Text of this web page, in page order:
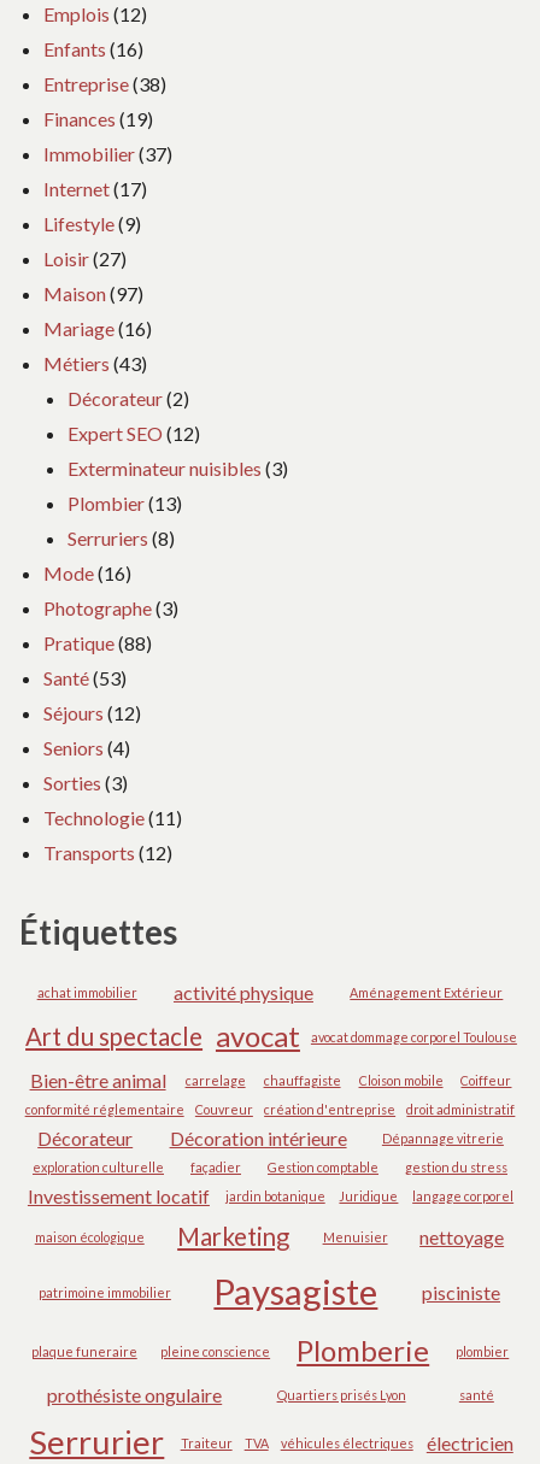
Emplois (12)
Enfants (16)
Entreprise(38)
Finances (19)
Immobilier(37)
Internet(17)
Lifestyle(9)
Loisir(27)
Maison(97)
Mariage(16)
Métiers (43)
Décorateur(2)
Expert SEO (12)
Exterminateur nuisibles (3)
Plombier(13)
Serruriers (8)
Mode(16)
Photographe(3)
Pratique(88)
Santé(53)
Séjours (12)
Seniors (4)
Sorties (3)
Technologie(11)
Transports (12)
Étiquettes
achat immobilier activité physique Aménagement Extérieur
Art du spectacle avocat avocat dommage corporel Toulouse
Bien-être animal carrelage chauffagiste Cloison mobile
Coiffeur
conformité réglementaire
Couvreur création d'entreprise droit administratif
Décorateur Décoration intérieure
Dépannage vitrerie
exploration culturelle
façadier Gestion comptable gestion du stress
Investissement locatif jardin botanique Juridique langage corporel
maison écologique Marketing Menuisier nettoyage
patrimoine immobilier Paysagiste pisciniste
plaque funeraire pleine conscience Plomberie plombier
prothésiste ongulaire Quartiers prisés Lyon santé
Serrurier Traiteur TVA véhicules électriques électricien